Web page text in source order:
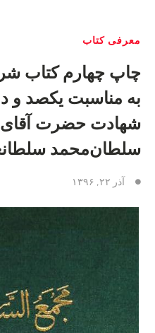
معرفی كتاب
چاپ چهارم کتاب
به مناسبت یکصد و
شهادت حضرت آقای
سلطان‌محمد
آذر ۲۲, ۱۳۹۶